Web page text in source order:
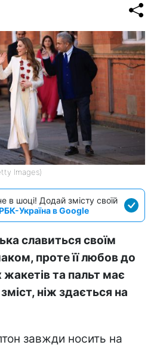
Images)
в шоці! Додай змісту своїй
Україна в Google
славиться своїм
проте її любов до
та пальт має
ніж здається на
завжди носить на